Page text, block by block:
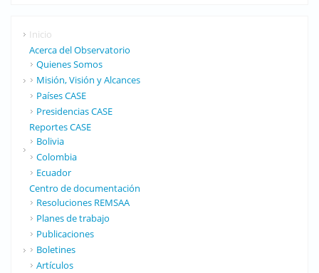
Inicio
Acerca del Observatorio
Quienes Somos
Misión, Visión y Alcances
Países CASE
Presidencias CASE
Reportes CASE
Bolivia
Colombia
Ecuador
Centro de documentación
Resoluciones REMSAA
Planes de trabajo
Publicaciones
Boletines
Artículos